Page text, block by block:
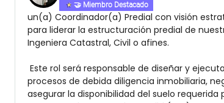
🤝 Miembro Destacado
un(a) Coordinador(a) Predial con visión
para liderar la estructuración predial de
Ingeniera Catastral, Civil o afines.
procesos de debida diligencia inmobiliaria,
asegurar la disponibilidad del suelo